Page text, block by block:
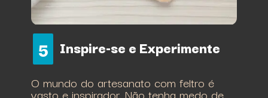
O mundo do artesanato com feltro é
vasto e inspirador. Não tenha medo de
Inspire-se e Experimente
5